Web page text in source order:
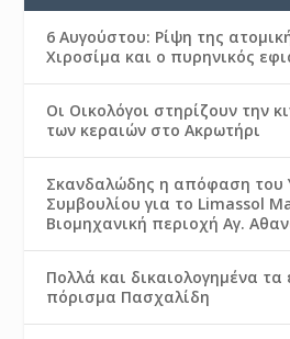
6 Αυγούστου: Ρίψη της
Χιροσίμα και ο πυρηνικός
Οι Οικολόγοι στηρίζουν την
των κεραιών στο Ακρωτήρι
Σκανδαλώδης η απόφαση του
Συμβουλίου για το Limassol
Βιομηχανική περιοχή Αγ.
Πολλά και δικαιολογημένα
πόρισμα Πασχαλίδη